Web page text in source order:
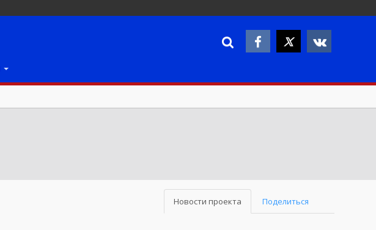
Новости проекта Поделиться